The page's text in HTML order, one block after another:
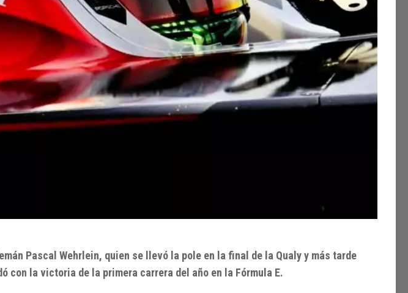
Pascal Wehrlein, quien se llevó la pole en la final de la Qualy y más tarde
con la victoria de la primera carrera del año en la Fórmula E.